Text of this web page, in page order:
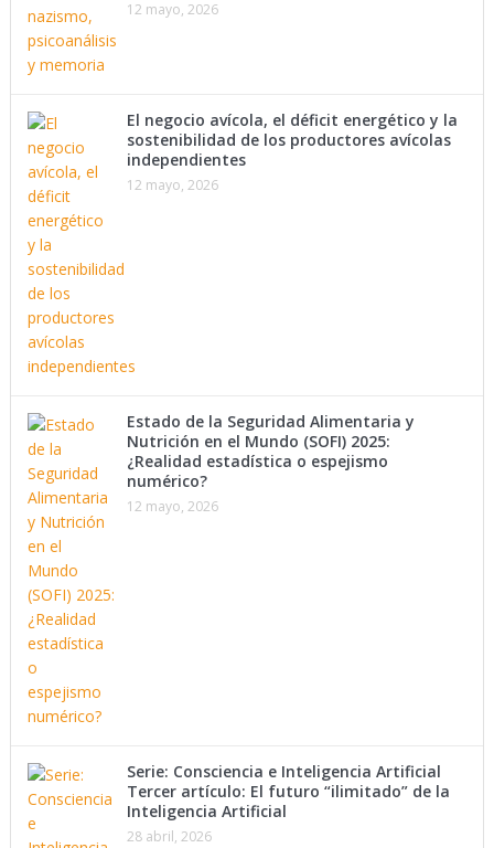
12 mayo, 2026
El negocio avícola, el déficit energético y la
sostenibilidad de los productores avícolas
independientes
12 mayo, 2026
Estado de la Seguridad Alimentaria y
Nutrición en el Mundo (SOFI) 2025:
¿Realidad estadística o espejismo
numérico?
12 mayo, 2026
Serie: Consciencia e Inteligencia Artificial
Tercer artículo: El futuro “ilimitado” de la
Inteligencia Artificial
28 abril, 2026